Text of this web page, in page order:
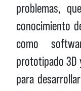
problemas,
conocimiento
como
prototipado 3D
para